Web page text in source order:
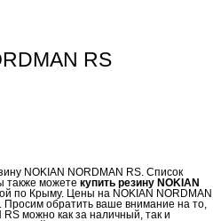
RS
NOKIAN NORDMAN RS. Список
также можете купить резину NOKIAN
по Крыму. Цены на NOKIAN NORDMAN
Просим обратить ваше внимание на то,
можно как за наличный, так и